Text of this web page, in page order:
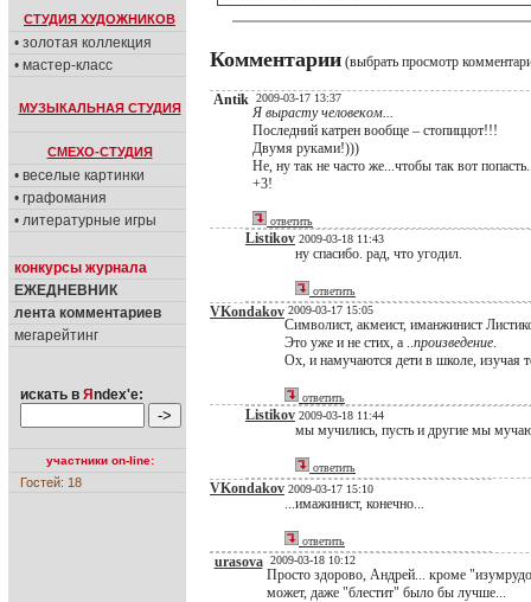
СТУДИЯ ХУДОЖНИКОВ
• золотая коллекция
• мастер-класс
МУЗЫКАЛЬНАЯ СТУДИЯ
СМЕХО-СТУДИЯ
• веселые картинки
• графомания
• литературные игры
конкурсы журнала
ЕЖЕДНЕВНИК
лента комментариев
мегарейтинг
искать в Я ndex'е:
участники on-line:
Гостей: 18
Комментарии (выбрать просмотр
Antik 2009-03-17 13:37
Я вырасту человеком...
Последний катрен вообще – стопиццот!!!
Двумя руками!)))
Не, ну так не часто же...чтобы так вот
+3!
ответить
Listikov 2009-03-18 11:43
ну спасибо. рад, что угодил.
ответить
VKondakov 2009-03-17 15:05
Символист, акмеист, иманжинист
Это уже и не стих, а ..произведение.
Ох, и намучаются дети в школе, изучая
ответить
Listikov 2009-03-18 11:44
мы мучились, пусть и другие мы
ответить
VKondakov 2009-03-17 15:10
...имажинист, конечно...
ответить
urasova 2009-03-18 10:12
Просто здорово, Андрей... кроме
может, даже "блестит" было бы лучше...